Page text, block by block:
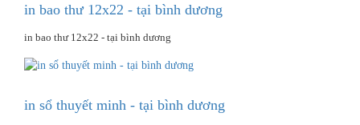
in bao thư 12x22 - tại bình dương
in bao thư 12x22 - tại bình dương
in sổ thuyết minh - tại bình dương